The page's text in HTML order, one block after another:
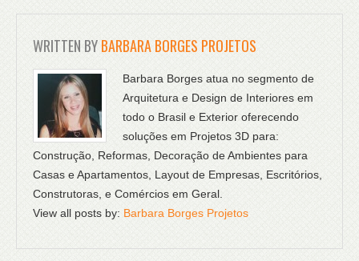
WRITTEN BYBARBARA BORGES PROJETOS
Barbara Borges atua no segmento de
Arquitetura e Design de Interiores em
todo o Brasil e Exterior oferecendo
soluções em Projetos 3D para:
Construção, Reformas, Decoração de Ambientes para
Casas e Apartamentos, Layout de Empresas, Escritórios,
Construtoras, e Comércios em Geral.
View all posts by: Barbara Borges Projetos